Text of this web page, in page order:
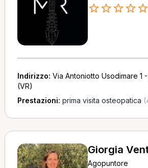
Indirizzo: Via Antoniotto Usodimare 1
(VR)
Prestazioni: prima visita osteopatica
Giorgia
Agopuntore